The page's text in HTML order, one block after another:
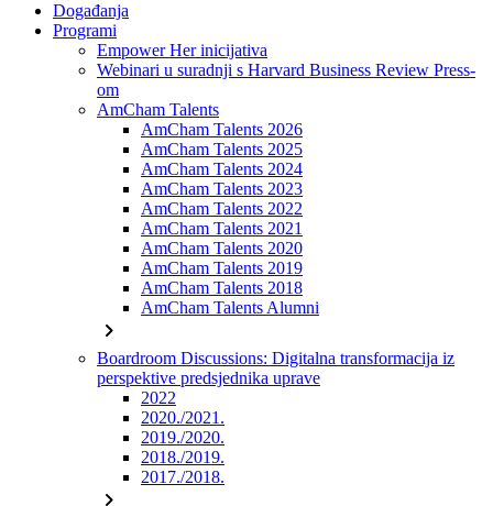
Događanja
Programi
Empower Her inicijativa
Webinari u suradnji s Harvard Business Review Press-
om
AmCham Talents
AmCham Talents 2026
AmCham Talents 2025
AmCham Talents 2024
AmCham Talents 2023
AmCham Talents 2022
AmCham Talents 2021
AmCham Talents 2020
AmCham Talents 2019
AmCham Talents 2018
AmCham Talents Alumni
chevron_right
Boardroom Discussions: Digitalna transformacija iz
perspektive predsjednika uprave
2022
2020./2021.
2019./2020.
2018./2019.
2017./2018.